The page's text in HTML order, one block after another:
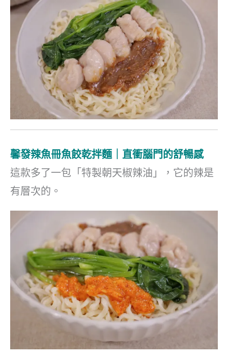
馨發辣魚冊魚餃乾拌麵｜直衝腦門的舒暢感
這款多了一包「特製朝天椒辣油」，它的辣是
有層次的。